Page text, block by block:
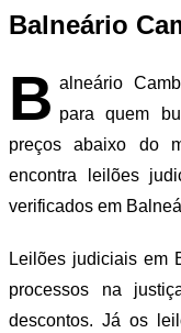
Balneário
B alneário
para quem
preços abaixo do
encontra leilões
verificados em
Leilões judiciais em
processos na
descontos. Já os